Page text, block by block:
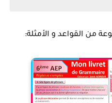
من القواعد و الأمثلة: